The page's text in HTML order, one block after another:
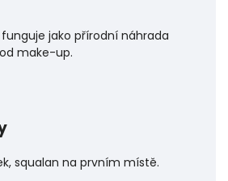
jako přírodní náhrada
make-up.
squalan na prvním místě.